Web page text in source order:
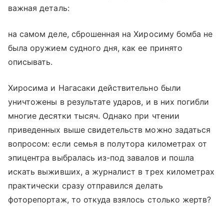
важная деталь:
на самом деле, сброшенная на Хиросиму бомба не
была оружием судного дня, как ее принято
описывать.
Хиросима и Нагасаки действительно были
уничтожены в результате ударов, и в них погибли
многие десятки тысяч. Однако при чтении
приведенных выше свидетельств можно задаться
вопросом: если семья в полутора километрах от
эпицентра выбралась из-под завалов и пошла
искать выживших, а журналист в трех километрах
практически сразу отправился делать
фоторепортаж, то откуда взялось столько жертв?